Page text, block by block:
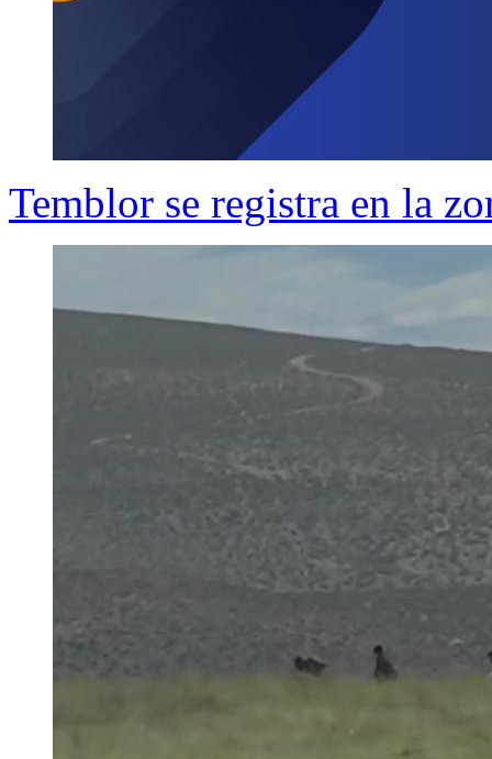
Temblor se registra en la